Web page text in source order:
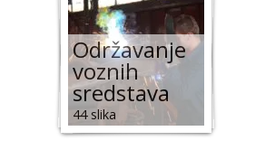
Održavanje
voznih
sredstava
44 slika